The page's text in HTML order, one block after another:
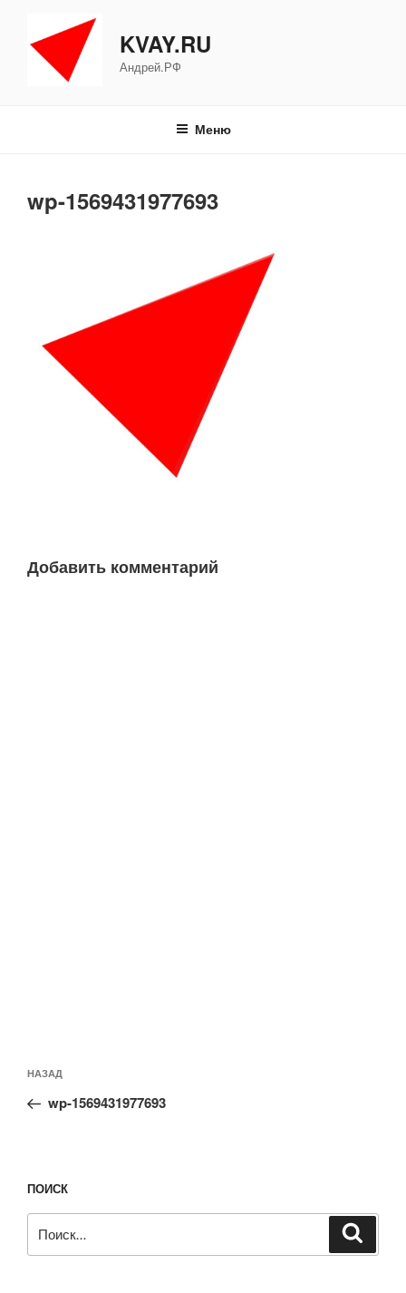
содержимому
KVAY.RU
Андрей.РФ
Меню
wp-1569431977693
Добавить комментарий
по
записям
Предыдущая
запись:
НАЗАД
wp-1569431977693
ПОИСК